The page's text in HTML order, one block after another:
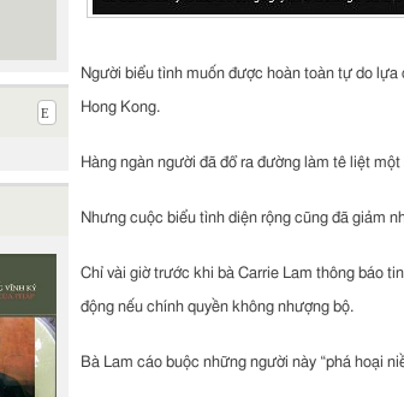
Người biểu tình muốn được hoàn toàn tự do
Hong Kong.
Hàng ngàn người đã đổ ra đường làm tê liệt
Nhưng cuộc biểu tình diện rộng cũng đã giảm
Chỉ vài giờ trước khi bà Carrie Lam thông báo
động nếu chính quyền không nhượng bộ.
Bà Lam cáo buộc những người này “phá hoại